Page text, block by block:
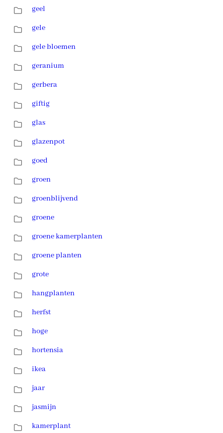
geel
gele
gele bloemen
geranium
gerbera
giftig
glas
glazenpot
goed
groen
groenblijvend
groene
groene kamerplanten
groene planten
grote
hangplanten
herfst
hoge
hortensia
ikea
jaar
jasmijn
kamerplant